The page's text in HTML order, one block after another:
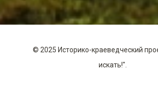
© 2025 Историко-краеведческий
искать!".